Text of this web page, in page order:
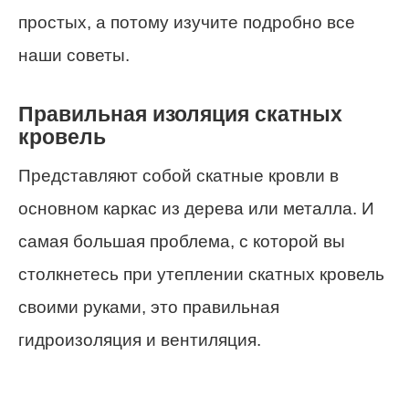
простых, а потому изучите подробно все
наши советы.
Правильная изоляция скатных
кровель
Представляют собой скатные кровли в
основном каркас из дерева или металла. И
самая большая проблема, с которой вы
столкнетесь при утеплении скатных кровель
своими руками, это правильная
гидроизоляция и вентиляция.